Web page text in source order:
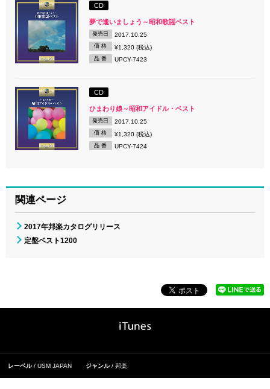
CD
夢で逢いましょう～昭和歌謡ベスト
発売日 2017.10.25
価 格 ¥1,320 (税込)
品 番 UPCY-7423
CD
ひまわり娘～昭和アイドル・ベスト
発売日 2017.10.25
価 格 ¥1,320 (税込)
品 番 UPCY-7424
関連ページ
2017年邦楽カタログリリース
定盤ベスト1200
レーベル USM JAPAN ジャンル 邦楽